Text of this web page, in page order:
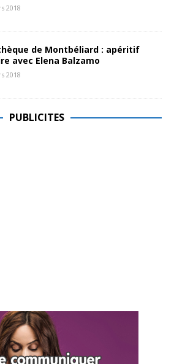
2018
de Montbéliard : apéritif
avec Elena Balzamo
2018
PUBLICITES